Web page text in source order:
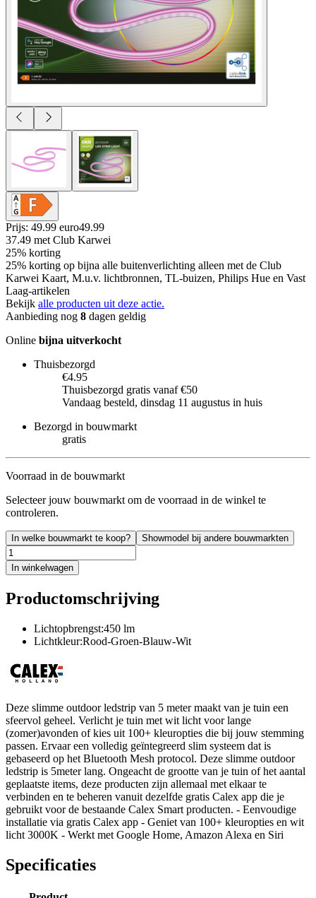
Prijs: 49.99 euro49.99
37.49 met Club Karwei
25% korting
25% korting op bijna alle buitenverlichting alleen met de Club
Karwei Kaart, M.u.v. lichtbronnen, TL-buizen, Philips Hue en Vast
Laag-artikelen
Bekijk alle producten uit deze actie.
Aanbieding nog 8 dagen geldig
Online bijna uitverkocht
Thuisbezorgd
€4.95
Thuisbezorgd gratis vanaf €50
Vandaag besteld, dinsdag 11 augustus in huis
Bezorgd in bouwmarkt
gratis
Voorraad in de bouwmarkt
Selecteer jouw bouwmarkt om de voorraad in de winkel te
controleren.
In welke bouwmarkt te koop? Showmodel bij andere bouwmarkten
In winkelwagen
Productomschrijving
Lichtopbrengst:450 lm
Lichtkleur:Rood-Groen-Blauw-Wit
Deze slimme outdoor ledstrip van 5 meter maakt van je tuin een
sfeervol geheel. Verlicht je tuin met wit licht voor lange
(zomer)avonden of kies uit 100+ kleuropties die bij jouw stemming
passen. Ervaar een volledig geïntegreerd slim systeem dat is
gebaseerd op het Bluetooth Mesh protocol. Deze slimme outdoor
ledstrip is 5meter lang. Ongeacht de grootte van je tuin of het aantal
geplaatste items, deze producten zijn allemaal met elkaar te
verbinden en te beheren vanuit dezelfde gratis Calex app die je
gebruikt voor de bestaande Calex Smart producten. - Eenvoudige
installatie via gratis Calex app - Geniet van 100+ kleuropties en wit
licht 3000K - Werkt met Google Home, Amazon Alexa en Siri
Specificaties